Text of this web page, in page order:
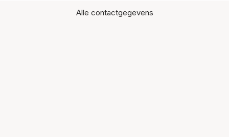
Alle contactgegevens